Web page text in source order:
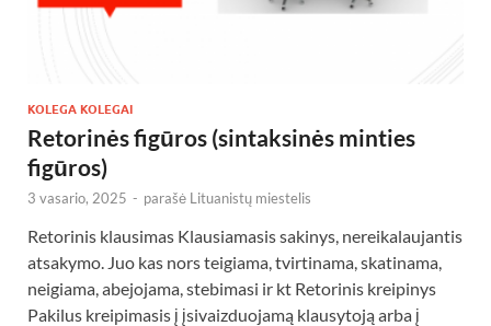
KOLEGA KOLEGAI
Retorinės figūros (sintaksinės minties
figūros)
3 vasario, 2025 - parašė Lituanistų miestelis
Retorinis klausimas Klausiamasis sakinys, nereikalaujantis
atsakymo. Juo kas nors teigiama, tvirtinama, skatinama,
neigiama, abejojama, stebimasi ir kt Retorinis kreipinys
Pakilus kreipimasis į įsivaizduojamą klausytoją arba į